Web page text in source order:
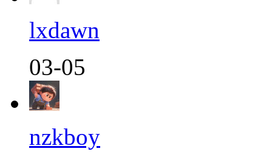
lxdawn
03-05
nzkboy